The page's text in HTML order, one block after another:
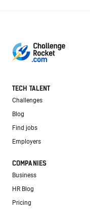
TECH TALENT
Challenges
Blog
Find jobs
Employers
COMPANIES
Business
HR Blog
Pricing